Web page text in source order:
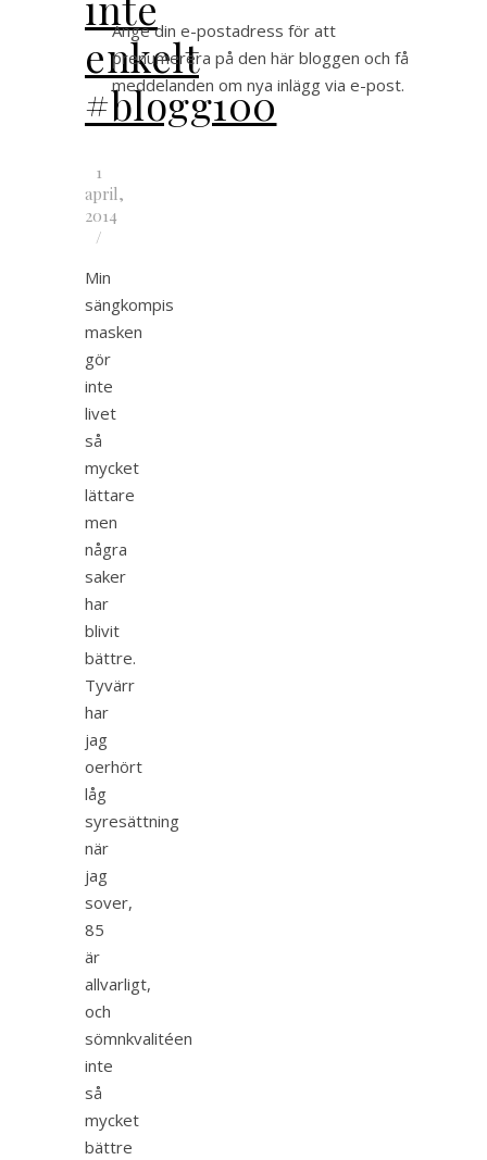
enkelt
#blogg100
1
april,
2014
/
Min
sängkompis
masken
gör
inte
livet
så
mycket
lättare
men
några
saker
har
blivit
bättre.
Tyvärr
har
jag
oerhört
låg
syresättning
när
jag
sover,
85
är
allvarligt,
och
sömnkvalitéen
inte
så
mycket
bättre
Ange din e-postadress för att
prenumerera på den här bloggen och få
meddelanden om nya inlägg via e-post.